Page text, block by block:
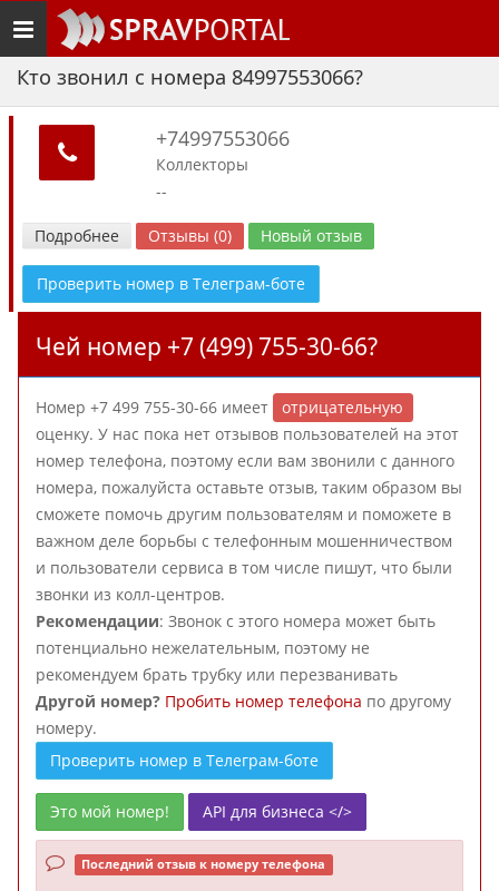
Toggle
navigation
Кто звонил с номера 84997553066?
+74997553066
Коллекторы
--
Подробнее Отзывы (0) Новый отзыв
Проверить номер в Телеграм-боте
Чей номер +7 (499) 755-30-66?
Номер +7 499 755-30-66 имеет
отрицательную
оценку. У нас пока нет отзывов пользователей на этот
номер телефона, поэтому если вам звонили с данного
номера, пожалуйста оставьте отзыв, таким образом вы
сможете помочь другим пользователям и поможете в
важном деле борьбы с телефонным мошенничеством
и пользователи сервиса в том числе пишут, что были
звонки из колл-центров.
Рекомендации: Звонок с этого номера может быть
потенциально нежелательным, поэтому не
рекомендуем брать трубку или перезванивать
Другой номер? Пробить номер телефона по другому
номеру.
Проверить номер в Телеграм-боте
Это мой номер! API для бизнеса </>
Последний отзыв к номеру телефона